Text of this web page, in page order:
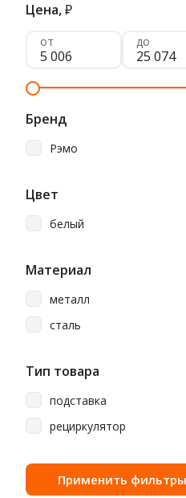
Цена,₽
от до
Бренд
Рэмо
Цвет
белый
Материал
металл
сталь
Тип товара
подставка
рециркулятор